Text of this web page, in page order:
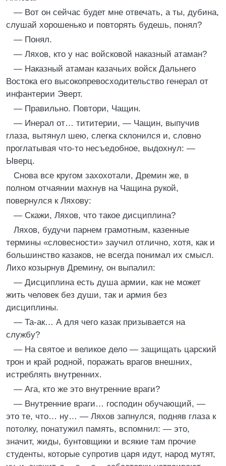
— Вот он сейчас будет мне отвечать, а ты, дубина,
слушай хорошенько и повторять будешь, понял?
— Понял.
— Ляхов, кто у нас войсковой наказный атаман?
— Наказный атаман казачьих войск Дальнего
Востока его высокопревосходительство генерал от
инфантерии Эверт.
— Правильно. Повтори, Чащин.
— Инерал от… тититерии, — Чащин, выпучив
глаза, вытянул шею, слегка склонился и, словно
проглатывая что-то несъедобное, выдохнул: —
Ыверц.
Снова все кругом захохотали, Дремин же, в
полном отчаянии махнув на Чащина рукой,
повернулся к Ляхову:
— Скажи, Ляхов, что такое дисциплина?
Ляхов, будучи парнем грамотным, казенные
термины «словесности» заучил отлично, хотя, как и
большинство казаков, не всегда понимал их смысл.
Лихо козырнув Дремину, он выпалил:
— Дисциплина есть душа армии, как не может
жить человек без души, так и армия без
дисциплины.
— Та-ак… А для чего казак призывается на
службу?
— На святое и великое дело — защищать царский
трон и край родной, поражать врагов внешних,
истреблять внутренних.
— Ага, кто же это внутренние враги?
— Внутренние враги… господин обучающий, —
это те, что… ну… — Ляхов запнулся, подняв глаза к
потолку, понатужил память, вспомнил: — это,
значит, жиды, бунтовщики и всякие там прочие
студенты, которые супротив царя идут, народ мутят,